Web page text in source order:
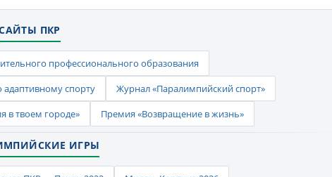
ПКР
профессионального образования
спорту
Журнал «Паралимпийский спорт»
в твоем городе»
Премия «Возвращение в жизнь»
ИГРЫ